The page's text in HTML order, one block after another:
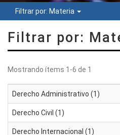
Filtrar por: Materia
Filtrar por:
Mostrando ítems 1-6 de 1
Derecho Administrativo (1)
Derecho Civil (1)
Derecho Internacional (1)